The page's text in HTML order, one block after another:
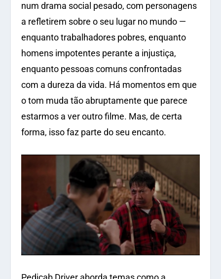
num drama social pesado, com personagens
a refletirem sobre o seu lugar no mundo —
enquanto trabalhadores pobres, enquanto
homens impotentes perante a injustiça,
enquanto pessoas comuns confrontadas
com a dureza da vida. Há momentos em que
o tom muda tão abruptamente que parece
estarmos a ver outro filme. Mas, de certa
forma, isso faz parte do seu encanto.